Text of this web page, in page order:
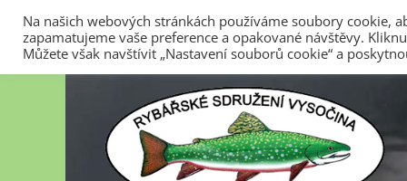
8. 8. 2026 Stanovy RS Vysočina z.s. Kontakty
Na našich webových stránkách používáme soubory cookie,
zapamatujeme vaše preference a opakované návštěvy.
Můžete však navštívit „Nastavení souborů cookie“ a